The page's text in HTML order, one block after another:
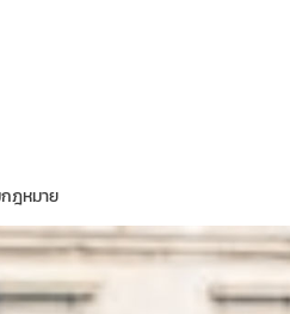
ฎหมาย